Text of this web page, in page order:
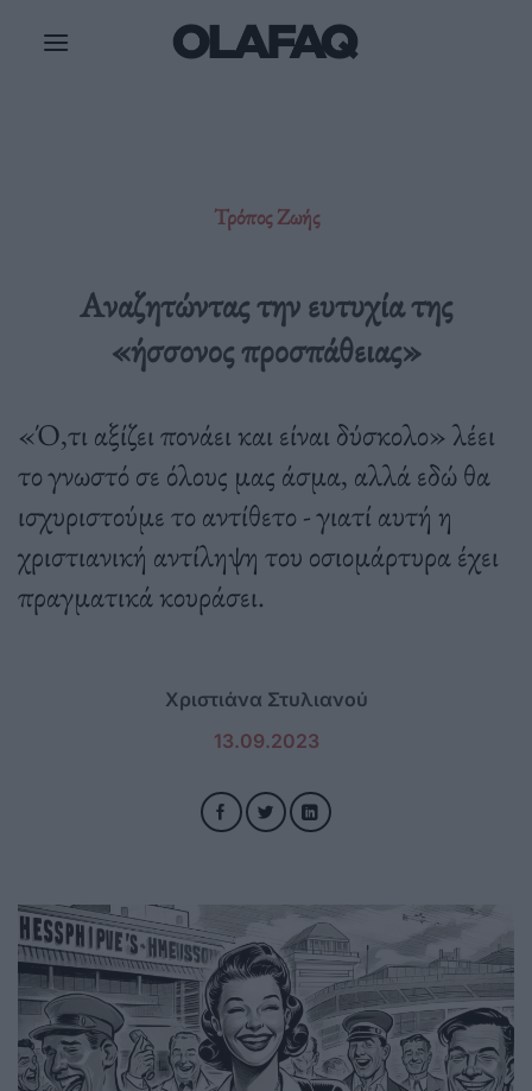
Τρόπος Ζωής
Αναζητώντας την ευτυχία της
«ήσσονος προσπάθειας»
«Ό,τι αξίζει πονάει και είναι δύσκολο» λέει
το γνωστό σε όλους μας άσμα, αλλά εδώ θα
ισχυριστούμε το αντίθετο - γιατί αυτή η
χριστιανική αντίληψη του οσιομάρτυρα έχει
πραγματικά κουράσει.
Χριστιάνα Στυλιανού
13.09.2023